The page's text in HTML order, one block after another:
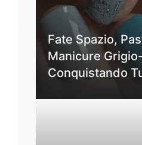
Fate Spazio,
Manicure
Conquistando